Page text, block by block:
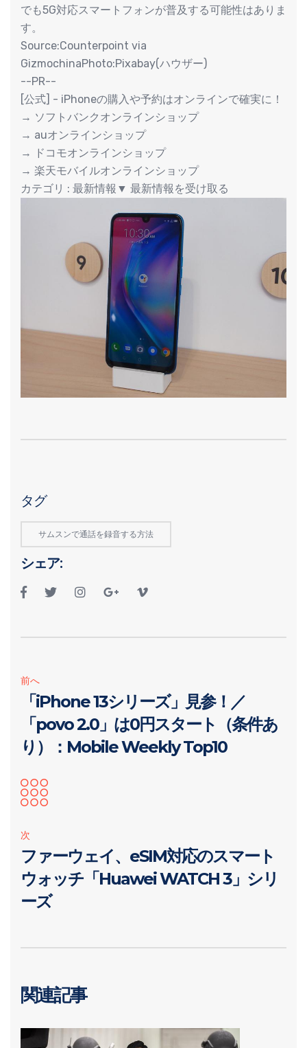
でも5G対応スマートフォンが普及する可能性はありま
す。
Source:Counterpoint via
GizmochinaPhoto:Pixabay(ハウザー)
--PR--
[公式] - iPhoneの購入や予約はオンラインで確実に！
→ ソフトバンクオンラインショップ
→ auオンラインショップ
→ ドコモオンラインショップ
→ 楽天モバイルオンラインショップ
カテゴリ : 最新情報▼ 最新情報を受け取る
タグ
サムスンで通話を録音する方法
シェア:
前へ
「iPhone 13シリーズ」見参！／
「povo 2.0」は0円スタート（条件あ
り）：Mobile Weekly Top10
次
ファーウェイ、eSIM対応のスマート
ウォッチ「Huawei WATCH 3」シリ
ーズ
関連記事